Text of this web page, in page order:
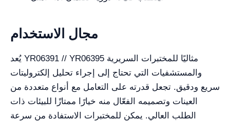
مجال الاستخدام
يُعد YR06391 // YR06395 مثاليًا للمختبرات السريرية
والمستشفيات التي تحتاج إلى إجراء تحليل إلكتروليتات
سريع ودقيق. تجعل قدرته على التعامل مع أنواع متعددة من
العينات وتصميمه الفعّال منه خيارًا ممتازًا للبيئات ذات
الطلب العالي. يمكن للمختبرات الاستفادة من سرعة